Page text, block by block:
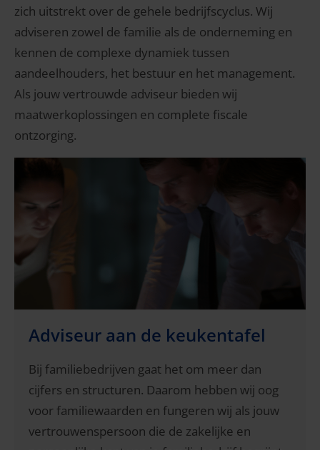
zich uitstrekt over de gehele bedrijfscyclus. Wij
adviseren zowel de familie als de onderneming en
kennen de complexe dynamiek tussen
aandeelhouders, het bestuur en het management.
Als jouw vertrouwde adviseur bieden wij
maatwerkoplossingen en complete fiscale
ontzorging.
Adviseur aan de keukentafel
Bij familiebedrijven gaat het om meer dan
cijfers en structuren. Daarom hebben wij oog
voor familiewaarden en fungeren wij als jouw
vertrouwenspersoon die de zakelijke en